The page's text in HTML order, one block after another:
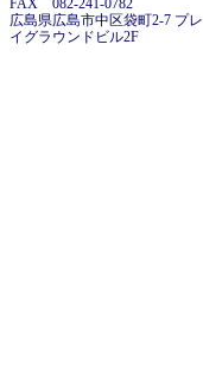
FAX 082-241-0782
広島県広島市中区袋町2-7 プレ
イグラウンドビル2F